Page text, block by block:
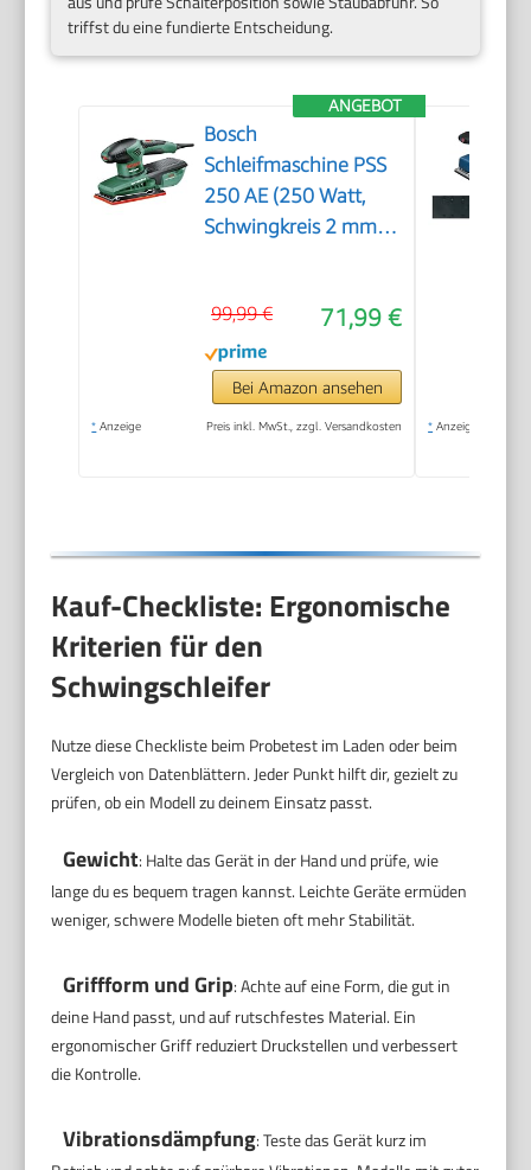
triffst du eine fundierte Entscheidung.
ANGEBOT
Bosch
Schleifmaschine PSS
250 AE (250 Watt,
Schwingkreis 2 mm,
71,99 €
99,99 €
Bei Amazon ansehen
* Anzeige Preis inkl. MwSt., zzgl. Versandkosten * Anzeige
Kauf-Checkliste: Ergonomische
Kriterien für den
Schwingschleifer
Nutze diese Checkliste beim Probetest im Laden oder beim
Vergleich von Datenblättern. Jeder Punkt hilft dir, gezielt zu
prüfen, ob ein Modell zu deinem Einsatz passt.
Gewicht: Halte das Gerät in der Hand und prüfe, wie
lange du es bequem tragen kannst. Leichte Geräte ermüden
weniger, schwere Modelle bieten oft mehr Stabilität.
Griffform und Grip: Achte auf eine Form, die gut in
deine Hand passt, und auf rutschfestes Material. Ein
ergonomischer Griff reduziert Druckstellen und verbessert
die Kontrolle.
Vibrationsdämpfung: Teste das Gerät kurz im